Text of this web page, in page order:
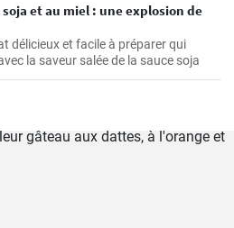
et au miel : une explosion de
délicieux et facile à préparer qui
la saveur salée de la sauce soja